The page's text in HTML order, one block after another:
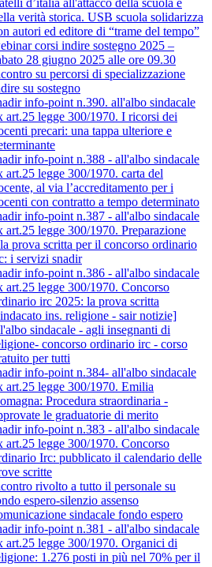
d’italia all'attacco della scuola e
verità storica. USB scuola solidarizza
autori ed editore di “trame del tempo”
corsi indire sostegno 2025 –
28 giugno 2025 alle ore 09.30
su percorsi di specializzazione
su sostegno
info-point n.390. all'albo sindacale
art.25 legge 300/1970. I ricorsi dei
precari: una tappa ulteriore e
info-point n.388 - all'albo sindacale
art.25 legge 300/1970. carta del
al via l’accreditamento per i
con contratto a tempo determinato
info-point n.387 - all'albo sindacale
art.25 legge 300/1970. Preparazione
prova scritta per il concorso ordinario
i servizi snadir
info-point n.386 - all'albo sindacale
art.25 legge 300/1970. Concorso
irc 2025: la prova scritta
ins. religione - sair notizie]
sindacale - agli insegnanti di
concorso ordinario irc - corso
per tutti
info-point n.384- all'albo sindacale
art.25 legge 300/1970. Emilia
Procedura straordinaria -
le graduatorie di merito
info-point n.383 - all'albo sindacale
art.25 legge 300/1970. Concorso
Irc: pubblicato il calendario delle
scritte
rivolto a tutto il personale su
espero-silenzio assenso
sindacale fondo espero
info-point n.381 - all'albo sindacale
art.25 legge 300/1970. Organici di
1.276 posti in più nel 70% per il